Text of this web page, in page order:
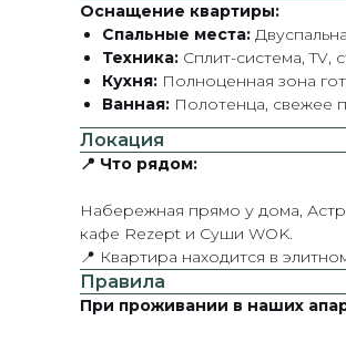
Оснащение квартиры:
Спальные места:
Техника: Сплит-система, TV,
Кухня: Полноценная зона
Ванная: Полотенца, свежее
Локация
📍 Что рядом:
Набережная прямо у дома,
кафе Rezept и Суши WOK.
📍 Квартира находится в
Правила
При проживании в наших